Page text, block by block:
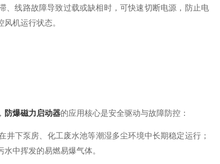
线路故障导致过载或缺相时，可快速切断电源，防止电
机运行状态。
防爆磁力启动器的应用核心是安全驱动与故障防控：
下泵房、化工废水池等潮湿多尘环境中长期稳定运行；
中挥发的易燃易爆气体。